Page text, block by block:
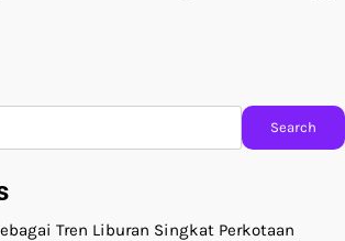
Search
Tren Liburan Singkat Perkotaan